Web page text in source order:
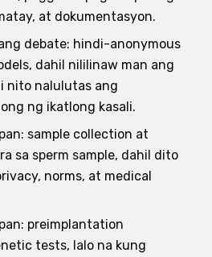
at dokumentasyon.
debate: hindi-anonymous
dahil nililinaw man ang
nito nalulutas ang
ng ikatlong kasali.
sample collection at
sa sperm sample, dahil dito
norms, at medical
preimplantation
tests, lalo na kung